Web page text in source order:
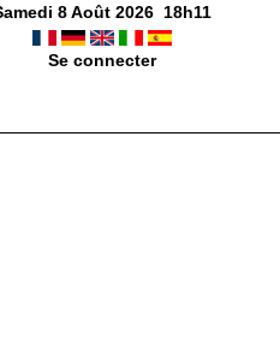
8 Août 2026 18h11
Se connecter